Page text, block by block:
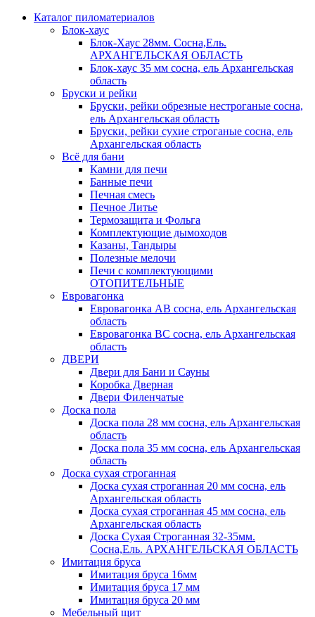
Каталог пиломатериалов
Блок-хаус
Блок-Хаус 28мм. Сосна,Ель.
АРХАНГЕЛЬСКАЯ ОБЛАСТЬ
Блок-хаус 35 мм сосна, ель Архангельская
область
Бруски и рейки
Бруски, рейки обрезные нестроганые сосна,
ель Архангельская область
Бруски, рейки сухие строганые сосна, ель
Архангельская область
Всё для бани
Камни для печи
Банные печи
Печная смесь
Печное Литье
Термозащита и Фольга
Комплектующие дымоходов
Казаны, Тандыры
Полезные мелочи
Печи с комплектующими
ОТОПИТЕЛЬНЫЕ
Евровагонка
Евровагонка АВ сосна, ель Архангельская
область
Евровагонка ВС сосна, ель Архангельская
область
ДВЕРИ
Двери для Бани и Сауны
Коробка Дверная
Двери Филенчатые
Доска пола
Доска пола 28 мм сосна, ель Архангельская
область
Доска пола 35 мм сосна, ель Архангельская
область
Доска сухая строганная
Доска сухая строганная 20 мм сосна, ель
Архангельская область
Доска сухая строганная 45 мм сосна, ель
Архангельская область
Доска Сухая Строганная 32-35мм.
Сосна,Ель. АРХАНГЕЛЬСКАЯ ОБЛАСТЬ
Имитация бруса
Имитация бруса 16мм
Имитация бруса 17 мм
Имитация бруса 20 мм
Мебельный щит